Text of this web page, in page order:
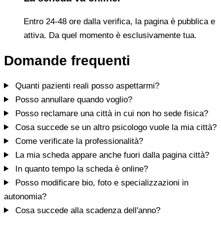
Entro 24-48 ore dalla verifica, la pagina è pubblica e
attiva. Da quel momento è esclusivamente tua.
Domande frequenti
Quanti pazienti reali posso aspettarmi?
Posso annullare quando voglio?
Posso reclamare una città in cui non ho sede fisica?
Cosa succede se un altro psicologo vuole la mia città?
Come verificate la professionalità?
La mia scheda appare anche fuori dalla pagina città?
In quanto tempo la scheda è online?
Posso modificare bio, foto e specializzazioni in
autonomia?
Cosa succede alla scadenza dell'anno?